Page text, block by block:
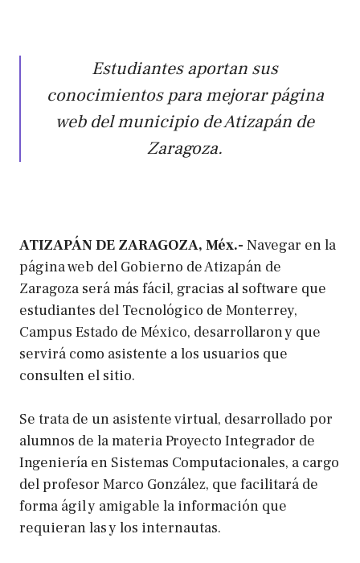
Estudiantes aportan sus
conocimientos para mejorar página
web del municipio de Atizapán de
Zaragoza.
ATIZAPÁN DE ZARAGOZA, Méx.- Navegar en la
página web del Gobierno de Atizapán de
Zaragoza será más fácil, gracias al software que
estudiantes del Tecnológico de Monterrey,
Campus Estado de México, desarrollaron y que
servirá como asistente a los usuarios que
consulten el sitio.
Se trata de un asistente virtual, desarrollado por
alumnos de la materia Proyecto Integrador de
Ingeniería en Sistemas Computacionales, a cargo
del profesor Marco González, que facilitará de
forma ágil y amigable la información que
requieran las y los internautas.